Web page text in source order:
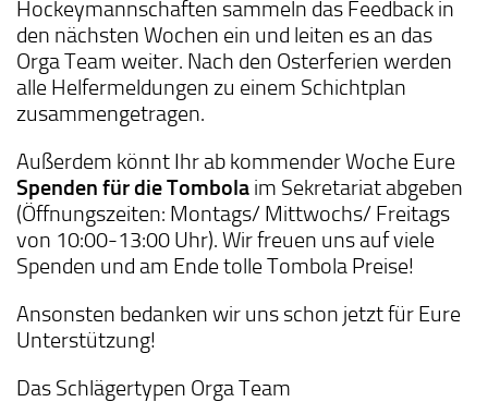
Hockeymannschaften sammeln das Feedback in
den nächsten Wochen ein und leiten es an das
Orga Team weiter. Nach den Osterferien werden
alle Helfermeldungen zu einem Schichtplan
zusammengetragen.
Außerdem könnt Ihr ab kommender Woche Eure
Spenden für die Tombola im Sekretariat abgeben
(Öffnungszeiten: Montags/ Mittwochs/ Freitags
von 10:00-13:00 Uhr). Wir freuen uns auf viele
Spenden und am Ende tolle Tombola Preise!
Ansonsten bedanken wir uns schon jetzt für Eure
Unterstützung!
Das Schlägertypen Orga Team